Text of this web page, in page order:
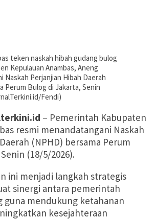
Kepulauan Anambas, Aneng
Naskah Perjanjian Hibah Daerah
Perum Bulog di Jakarta, Senin
Fendi)
– Pemerintah Kabupaten
resmi menandatangani Naskah
(NPHD) bersama Perum
(18/5/2026).
ini menjadi langkah strategis
sinergi antara pemerintah
guna mendukung ketahanan
kesejahteraan